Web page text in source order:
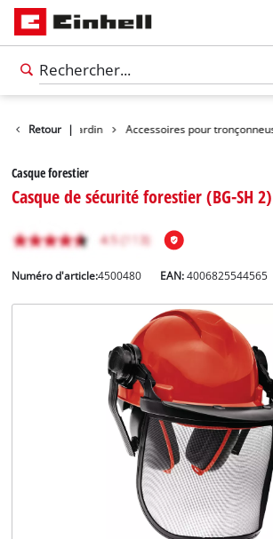
Retour |
de jardin Accessoires pour
Casque forestier
Casque de sécurité forestier (BG-SH 2)
Numéro d'article:4500480 EAN:4006825544565